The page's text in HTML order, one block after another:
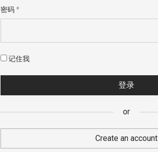
密码*必
填
记住我
登录
or
Create an account
注册
or